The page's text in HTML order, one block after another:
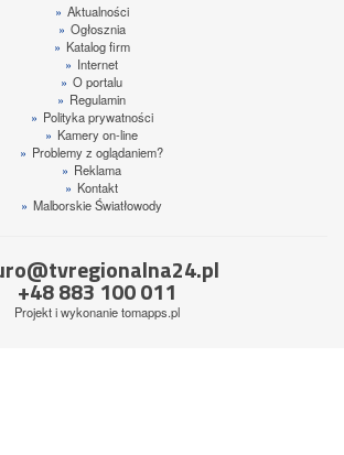
» Aktualności
» Ogłosznia
» Katalog firm
» Internet
» O portalu
» Regulamin
» Polityka prywatności
» Kamery on-line
» Problemy z oglądaniem?
» Reklama
» Kontakt
» Malborskie Światłowody
+48 883 100 011
Projekt i wykonanietomapps.pl